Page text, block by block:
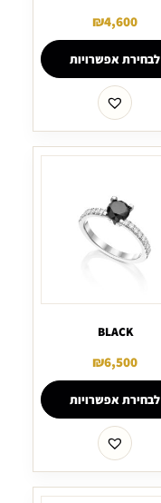
₪4,600
לבחירת אפשרויות
BLACK
₪6,500
לבחירת אפשרויות